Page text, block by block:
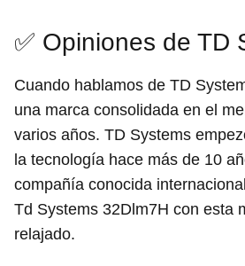
✅ Opiniones de TD
Cuando hablamos de TD
una marca consolidada en el
varios años. TD Systems
la tecnología hace más de 10
compañía conocida
Td Systems 32Dlm7H con esta
relajado.